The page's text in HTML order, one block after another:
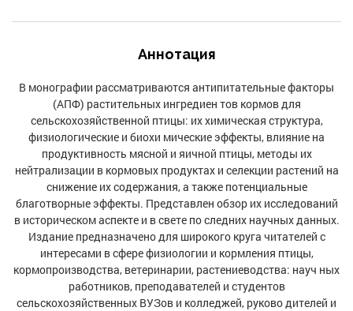
Аннотация
В монографии рассматриваются антипитательные факторы
(АПФ) растительных ингредиен тов кормов для
сельскохозяйственной птицы: их химическая структура,
физиологические и биохи мические эффекты, влияние на
продуктивность мясной и яичной птицы, методы их
нейтрализации в кормовых продуктах и селекции растений на
снижение их содержания, а также потенциальные
благотворные эффекты. Представлен обзор их исследований
в историческом аспекте и в свете по следних научных данных.
Издание предназначено для широкого круга читателей с
интересами в сфере физиологии и кормления птицы,
кормопроизводства, ветеринарии, растениеводства: науч ных
работников, преподавателей и студентов
сельскохозяйственных ВУЗов и колледжей, руково дителей и